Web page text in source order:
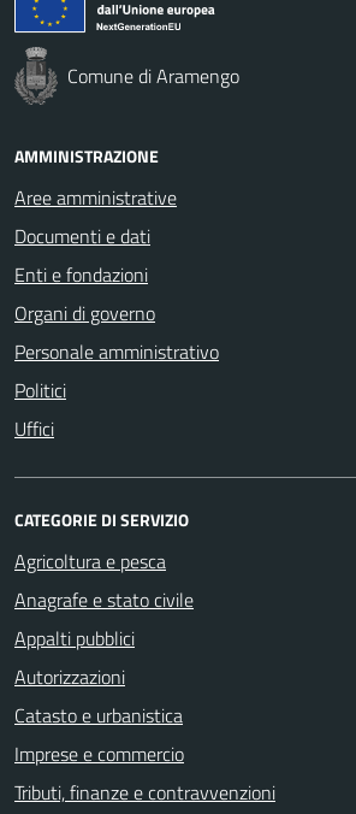
Comune di Aramengo
AMMINISTRAZIONE
Aree amministrative
Documenti e dati
Enti e fondazioni
Organi di governo
Personale amministrativo
Politici
Uffici
CATEGORIE DI SERVIZIO
Agricoltura e pesca
Anagrafe e stato civile
Appalti pubblici
Autorizzazioni
Catasto e urbanistica
Imprese e commercio
Tributi, finanze e contravvenzioni